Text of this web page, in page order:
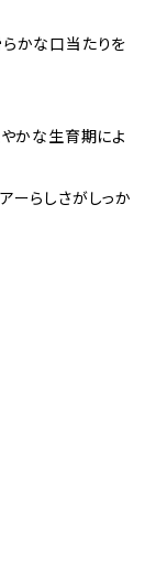
かな口当たりを
かな生育期によ
ーらしさがしっか